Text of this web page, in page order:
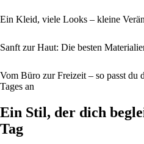
Ein Kleid, viele Looks – kleine
Sanft zur Haut: Die besten
Vom Büro zur Freizeit – so passt du
Tages an
Ein Stil, der dich
Tag